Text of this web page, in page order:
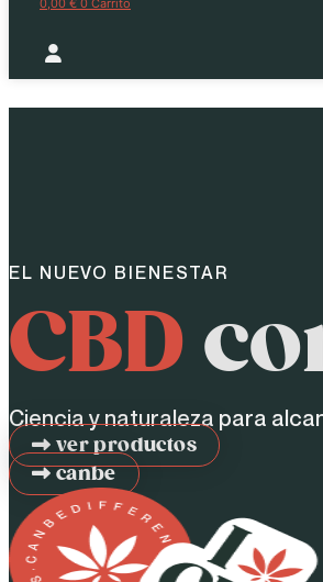
0,00 € 0 Carrito
EL NUEVO BIENESTAR
CBD
Ciencia y naturaleza para
ver productos
canbe